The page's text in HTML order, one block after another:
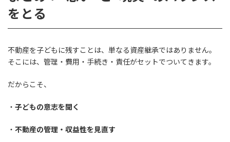
をとる
不動産を子どもに残すことは、単なる資産継承ではありません。
そこには、管理・費用・手続き・責任がセットでついてきます。
だからこそ、
・ 子どもの意志を聞く
・ 不動産の管理・収益性を見直す